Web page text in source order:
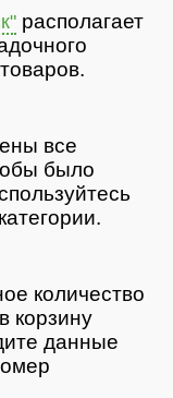
располагает
все
было
количество
корзину
данные